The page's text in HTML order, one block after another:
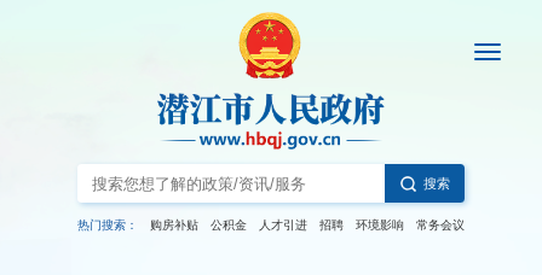
搜索
热门搜索： 购房补贴 公积金 人才引进 招聘 环境影响 常务会议